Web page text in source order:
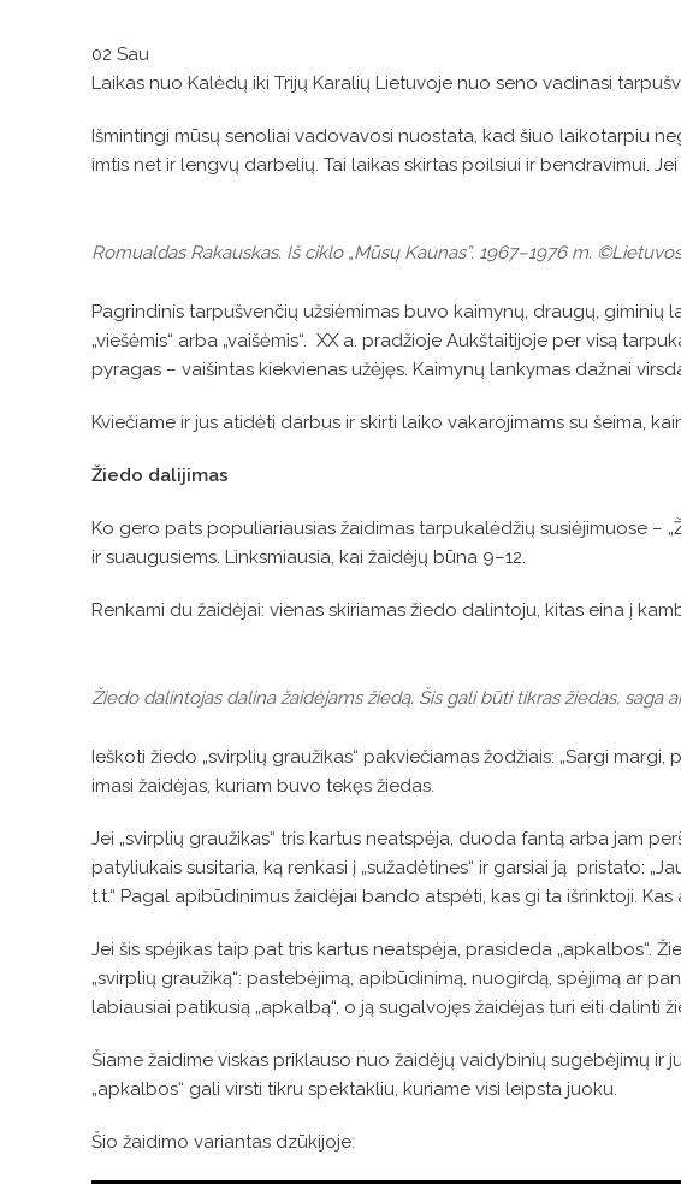
02 Sau
Laikas nuo Kalėdų iki Trijų Karalių Lietuvoje nuo seno vadinasi
Išmintingi mūsų senoliai vadovavosi nuostata, kad šiuo laikotarpiu
imtis net ir lengvų darbelių. Tai laikas skirtas poilsiui ir bendravimui.
Romualdas Rakauskas. Iš ciklo „Mūsų Kaunas”. 1967–1976 m.
Pagrindinis tarpušvenčių užsiėmimas buvo kaimynų, draugų, giminių
„viešėmis“ arba „vaišėmis“. XX a. pradžioje Aukštaitijoje per visą
pyragas – vaišintas kiekvienas užėjęs. Kaimynų lankymas dažnai
Kviečiame ir jus atidėti darbus ir skirti laiko vakarojimams su šeima,
Žiedo dalijimas
Ko gero pats populiariausias žaidimas tarpukalėdžių susiėjimuose –
ir suaugusiems. Linksmiausia, kai žaidėjų būna 9–12.
Renkami du žaidėjai: vienas skiriamas žiedo dalintoju, kitas eina į
Žiedo dalintojas dalina žaidėjams žiedą. Šis gali būti tikras žiedas,
Ieškoti žiedo „svirplių graužikas“ pakviečiamas žodžiais: „Sargi
imasi žaidėjas, kuriam buvo tekęs žiedas.
Jei „svirplių graužikas“ tris kartus neatspėja, duoda fantą arba jam
patyliukais susitaria, ką renkasi į „sužadėtines“ ir garsiai ją pristato:
t.t.“ Pagal apibūdinimus žaidėjai bando atspėti, kas gi ta išrinktoji.
Jei šis spėjikas taip pat tris kartus neatspėja, prasideda „apkalbos“.
„svirplių graužiką“: pastebėjimą, apibūdinimą, nuogirdą, spėjimą ar
labiausiai patikusią „apkalbą“, o ją sugalvojęs žaidėjas turi eiti dalinti
Šiame žaidime viskas priklauso nuo žaidėjų vaidybinių sugebėjimų ir
„apkalbos“ gali virsti tikru spektakliu, kuriame visi leipsta juoku.
Šio žaidimo variantas dzūkijoje: